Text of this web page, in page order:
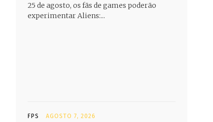
25 de agosto, os fãs de games poderão
experimentar Aliens:...
FPS AGOSTO 7, 2026